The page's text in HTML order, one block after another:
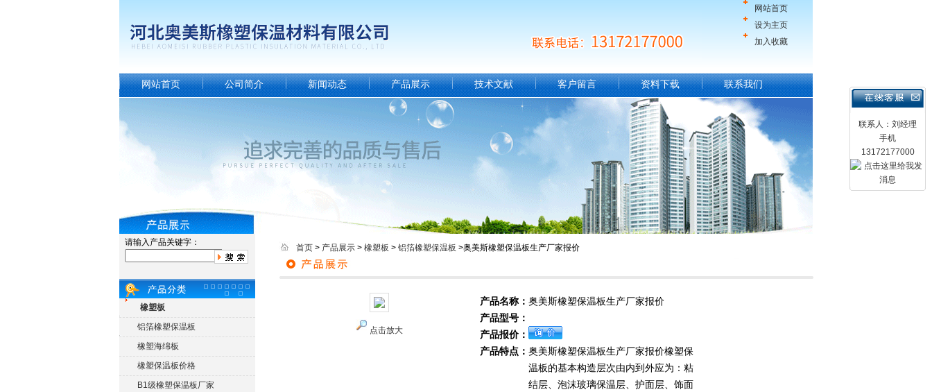
网站首页
设为主页
加入收藏
联系人：刘经理
手机
13172177000
网站首页 公司简介 新闻动态 产品展示 技术文献 客户留言 资料下载 联系我们
请输入产品关键字：
橡塑板
铝箔橡塑保温板
橡塑海绵板
橡塑保温板价格
B1级橡塑保温板厂家
首页 > 产品展示 > 橡塑板 > 铝箔橡塑保温板 >奥美斯橡塑保温板生产厂家报价
点击放大
产品名称： 奥美斯橡塑保温板生产厂家报价
产品型号：
产品报价：
产品特点： 奥美斯橡塑保温板生产厂家报价橡塑保
温板的基本构造层次由内到外应为：粘
结层、泡沫玻璃保温层、护面层、饰面